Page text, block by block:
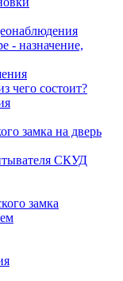
- назначение,
чего состоит?
замка на дверь
СКУД
замка